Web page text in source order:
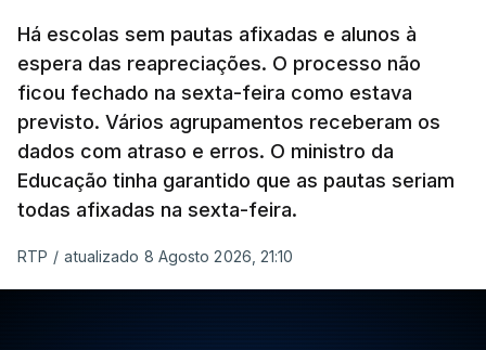
Há escolas sem pautas afixadas e alunos à
espera das reapreciações. O processo não
ficou fechado na sexta-feira como estava
previsto. Vários agrupamentos receberam os
dados com atraso e erros. O ministro da
Educação tinha garantido que as pautas seriam
todas afixadas na sexta-feira.
RTP / atualizado 8 Agosto 2026, 21:10